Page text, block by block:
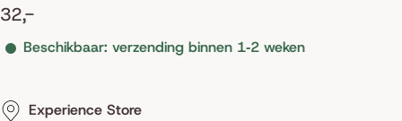
32,-
Beschikbaar: verzending binnen 1‑2 weken
Experience Store